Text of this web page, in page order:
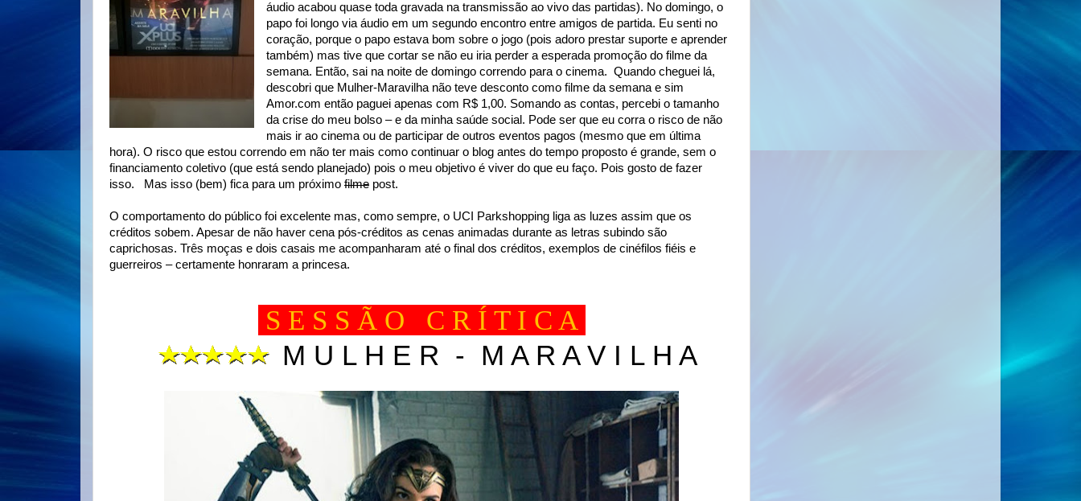
áudio acabou quase toda gravada na transmissão ao vivo das partidas). No domingo, o
papo foi longo via áudio em um segundo encontro entre amigos de partida. Eu senti no
coração, porque o papo estava bom sobre o jogo (pois adoro prestar suporte e aprender
também) mas tive que cortar se não eu iria perder a esperada promoção do filme da
semana. Então, sai na noite de domingo correndo para o cinema. Quando cheguei lá,
descobri que Mulher-Maravilha não teve desconto como filme da semana e sim
Amor.com então paguei apenas com R$ 1,00. Somando as contas, percebi o tamanho
da crise do meu bolso – e da minha saúde social. Pode ser que eu corra o risco de não
mais ir ao cinema ou de participar de outros eventos pagos (mesmo que em última
hora). O risco que estou correndo em não ter mais como continuar o blog antes do tempo proposto é grande, sem o
financiamento coletivo (que está sendo planejado) pois o meu objetivo é viver do que eu faço. Pois gosto de fazer
isso. Mas isso (bem) fica para um próximo filme post.
O comportamento do público foi excelente mas, como sempre, o UCI Parkshopping liga as luzes assim que os
créditos sobem. Apesar de não haver cena pós-créditos as cenas animadas durante as letras subindo são
caprichosas. Três moças e dois casais me acompanharam até o final dos créditos, exemplos de cinéfilos fiéis e
guerreiros – certamente honraram a princesa.
S E S S Ã O C R Í T I C A
M U L H E R - M A R A V I L H A